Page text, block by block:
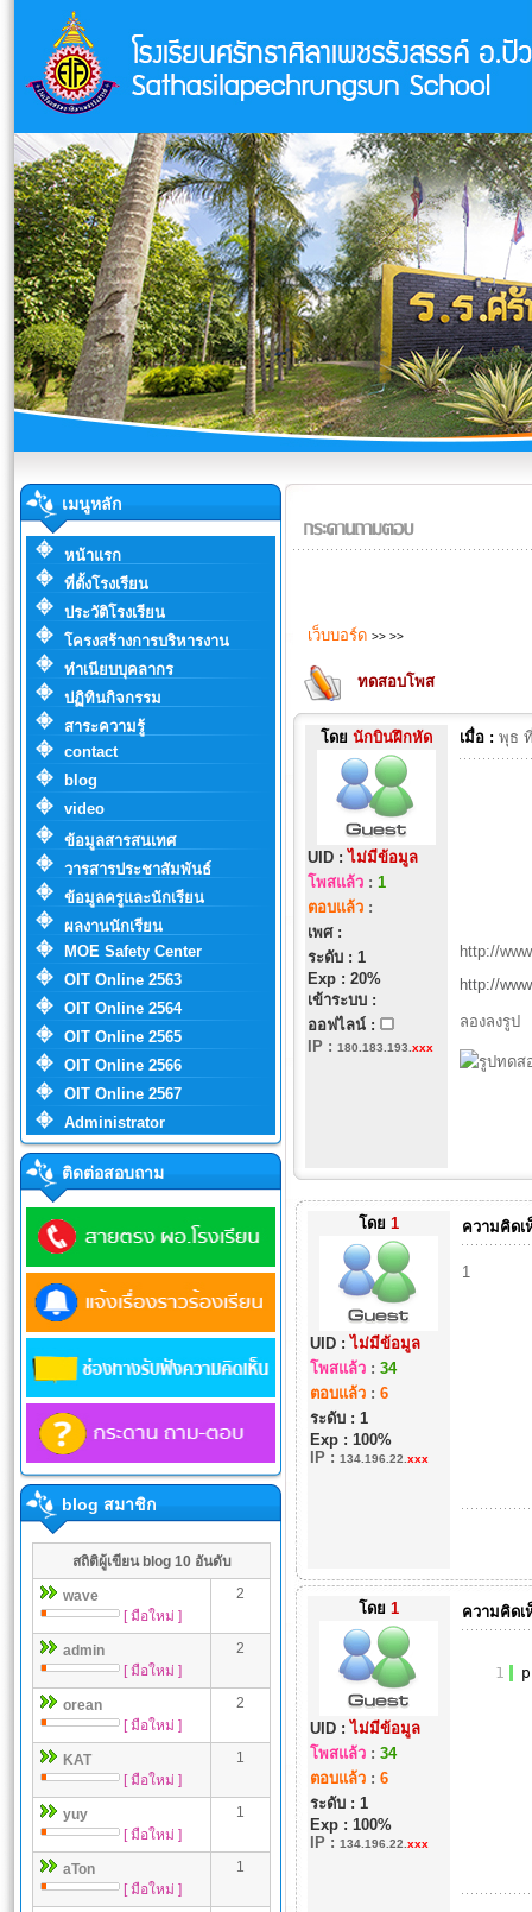
เมนูหลัก
หน้าแรก
ที่ตั้งโรงเรียน
ประวัติโรงเรียน
โครงสร้างการบริหารงาน
ทำเนียบบุคลากร
ปฏิทินกิจกรรม
สาระความรู้
contact
blog
video
ข้อมูลสารสนเทศ
วารสารประชาสัมพันธ์
ข้อมูลครูและนักเรียน
ผลงานนักเรียน
MOE Safety Center
OIT Online 2563
OIT Online 2564
OIT Online 2565
OIT Online 2566
OIT Online 2567
Administrator
ติดต่อสอบถาม
blog สมาชิก
สถิติผู้เขียน blog 10 อันดับ
wave
[ มือใหม่ ]
2
admin
[ มือใหม่ ]
2
orean
[ มือใหม่ ]
2
KAT
[ มือใหม่ ]
1
yuy
[ มือใหม่ ]
1
aTon
[ มือใหม่ ]
1
เว็บบอร์ด >> >>
ทดสอบโพส
โดย นักบินฝึกหัด
UID :ไม่มีข้อมูล
โพสแล้ว: 1
ตอบแล้ว:
เพศ :
ระดับ : 1
Exp : 20%
เข้าระบบ :
ออฟไลน์ :
IP : 180.183.193. xxx
เมื่อ : พุธ
http://
http://
ลองลงรูป
โดย 1
UID :ไม่มีข้อมูล
โพสแล้ว: 34
ตอบแล้ว: 6
ระดับ : 1
Exp : 100%
IP: 134.196.22. xxx
ความคิด
1
โดย 1
UID :ไม่มีข้อมูล
โพสแล้ว: 34
ตอบแล้ว: 6
ระดับ : 1
Exp : 100%
IP: 134.196.22. xxx
ความคิด
1